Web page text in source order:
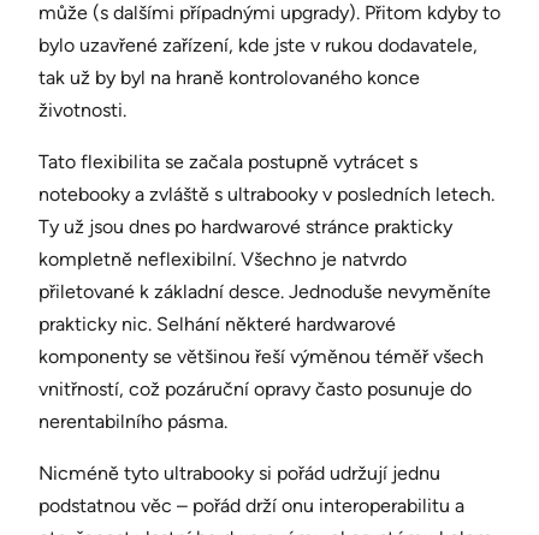
může (s dalšími případnými upgrady). Přitom kdyby to
bylo uzavřené zařízení, kde jste v rukou dodavatele,
tak už by byl na hraně kontrolovaného konce
životnosti.
Tato flexibilita se začala postupně vytrácet s
notebooky a zvláště s ultrabooky v posledních letech.
Ty už jsou dnes po hardwarové stránce prakticky
kompletně neflexibilní. Všechno je natvrdo
přiletované k základní desce. Jednoduše nevyměníte
prakticky nic. Selhání některé hardwarové
komponenty se většinou řeší výměnou téměř všech
vnitřností, což pozáruční opravy často posunuje do
nerentabilního pásma.
Nicméně tyto ultrabooky si pořád udržují jednu
podstatnou věc – pořád drží onu interoperabilitu a